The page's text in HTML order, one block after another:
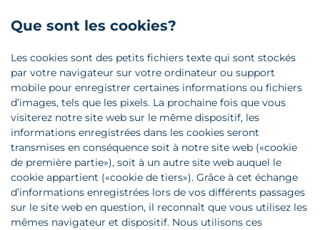
Que sont les cookies?
Les cookies sont des petits fichiers texte qui sont stockés
par votre navigateur sur votre ordinateur ou support
mobile pour enregistrer certaines informations ou fichiers
d’images, tels que les pixels. La prochaine fois que vous
visiterez notre site web sur le même dispositif, les
informations enregistrées dans les cookies seront
transmises en conséquence soit à notre site web («cookie
de première partie»), soit à un autre site web auquel le
cookie appartient («cookie de tiers»). Grâce à cet échange
d’informations enregistrées lors de vos différents passages
sur le site web en question, il reconnaît que vous utilisez les
mêmes navigateur et dispositif. Nous utilisons ces